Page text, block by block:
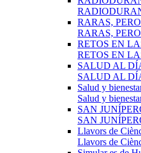
RARAS,
RARAS,
RETOS EN
RETOS EN
SALUD AL
SALUD AL
Salud y
Salud y
SAN
SAN
Llavors de
Llavors de